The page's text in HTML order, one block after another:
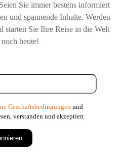
Sie immer bestens informiert
und spannende Inhalte. Werden
starten Sie Ihre Reise in die Welt
heute!
Geschäftsbedingungenund
verstanden und akzeptiert